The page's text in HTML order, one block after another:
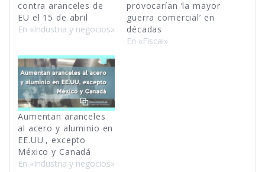
contra aranceles de
EU el 15 de abril
En «Industria y negocios»
provocarían ‘la mayor
guerra comercial’ en
décadas
En «Fiscal»
Aumentan aranceles
al acero y aluminio en
EE.UU., excepto
México y Canadá
En «Industria y negocios»